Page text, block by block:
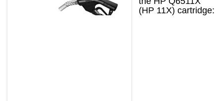
Refilling cartridges Ricoh
(HP 11X) cartridge: